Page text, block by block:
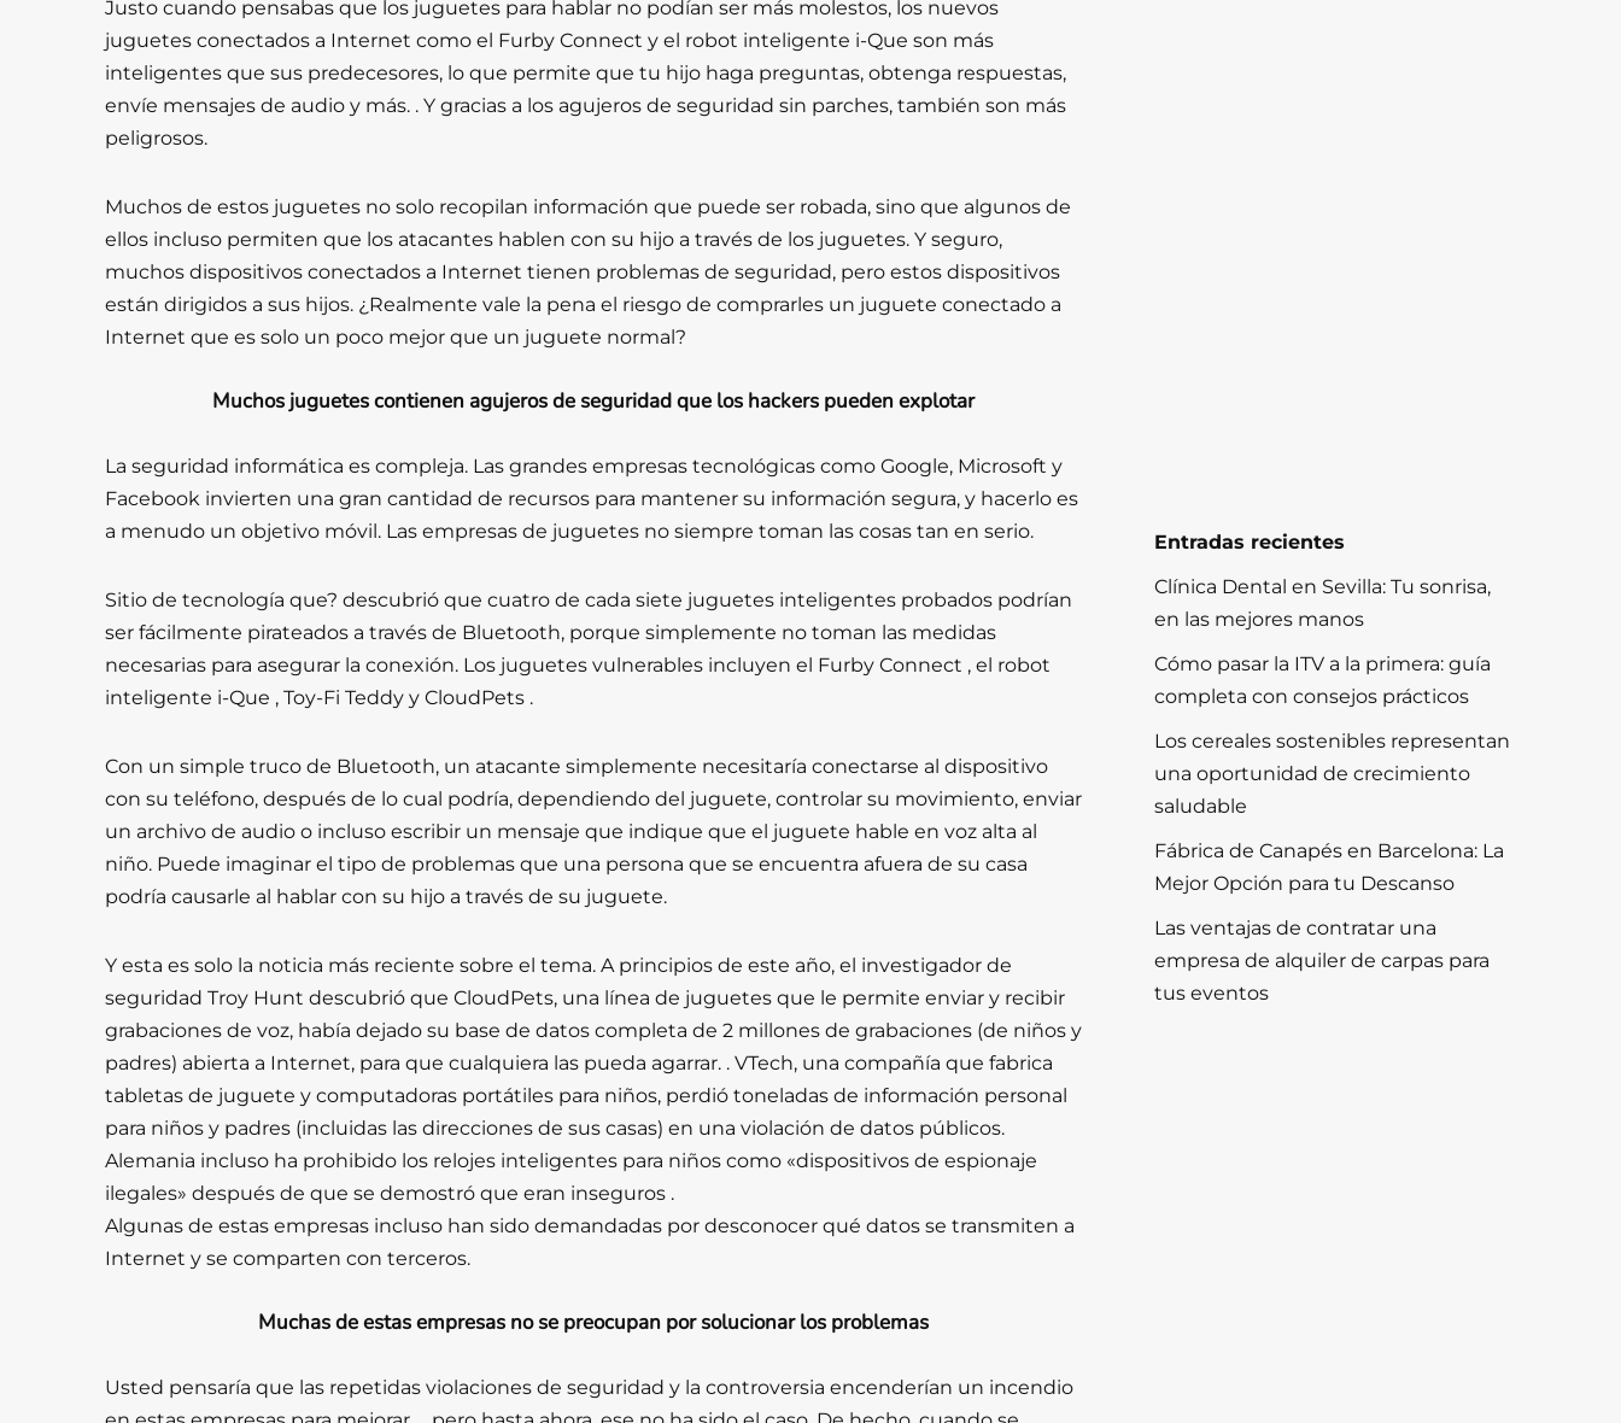
Justo cuando pensabas que los juguetes para hablar no podían ser más molestos, los nuevos
juguetes conectados a Internet como el Furby Connect y el robot inteligente i-Que son más
inteligentes que sus predecesores, lo que permite que tu hijo haga preguntas, obtenga respuestas,
envíe mensajes de audio y más. . Y gracias a los agujeros de seguridad sin parches, también son más
peligrosos.
Muchos de estos juguetes no solo recopilan información que puede ser robada, sino que algunos de
ellos incluso permiten que los atacantes hablen con su hijo a través de los juguetes. Y seguro,
muchos dispositivos conectados a Internet tienen problemas de seguridad, pero estos dispositivos
están dirigidos a sus hijos. ¿Realmente vale la pena el riesgo de comprarles un juguete conectado a
Internet que es solo un poco mejor que un juguete normal?
Muchos juguetes contienen agujeros de seguridad que los hackers pueden explotar
La seguridad informática es compleja. Las grandes empresas tecnológicas como Google, Microsoft y
Facebook invierten una gran cantidad de recursos para mantener su información segura, y hacerlo es
a menudo un objetivo móvil. Las empresas de juguetes no siempre toman las cosas tan en serio.
Sitio de tecnología que? descubrió que cuatro de cada siete juguetes inteligentes probados podrían
ser fácilmente pirateados a través de Bluetooth, porque simplemente no toman las medidas
necesarias para asegurar la conexión. Los juguetes vulnerables incluyen el Furby Connect , el robot
inteligente i-Que , Toy-Fi Teddy y CloudPets .
Con un simple truco de Bluetooth, un atacante simplemente necesitaría conectarse al dispositivo
con su teléfono, después de lo cual podría, dependiendo del juguete, controlar su movimiento, enviar
un archivo de audio o incluso escribir un mensaje que indique que el juguete hable en voz alta al
niño. Puede imaginar el tipo de problemas que una persona que se encuentra afuera de su casa
podría causarle al hablar con su hijo a través de su juguete.
Y esta es solo la noticia más reciente sobre el tema. A principios de este año, el investigador de
seguridad Troy Hunt descubrió que CloudPets, una línea de juguetes que le permite enviar y recibir
grabaciones de voz, había dejado su base de datos completa de 2 millones de grabaciones (de niños y
padres) abierta a Internet, para que cualquiera las pueda agarrar. . VTech, una compañía que fabrica
tabletas de juguete y computadoras portátiles para niños, perdió toneladas de información personal
para niños y padres (incluidas las direcciones de sus casas) en una violación de datos públicos.
Alemania incluso ha prohibido los relojes inteligentes para niños como «dispositivos de espionaje
ilegales» después de que se demostró que eran inseguros .
Algunas de estas empresas incluso han sido demandadas por desconocer qué datos se transmiten a
Internet y se comparten con terceros.
Muchas de estas empresas no se preocupan por solucionar los problemas
Usted pensaría que las repetidas violaciones de seguridad y la controversia encenderían un incendio
Entradas recientes
Clínica Dental en Sevilla: Tu sonrisa,
en las mejores manos
Cómo pasar la ITV a la primera: guía
completa con consejos prácticos
Los cereales sostenibles representan
una oportunidad de crecimiento
saludable
Fábrica de Canapés en Barcelona: La
Mejor Opción para tu Descanso
Las ventajas de contratar una
empresa de alquiler de carpas para
tus eventos